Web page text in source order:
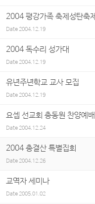
2004 평강가족 축제성탄축제
Date2004.12.19
2004 독수리 성가대
Date2004.12.19
유년주년학교 교사 모집
Date2004.12.19
요셉 선교회 총동원 찬양예배
Date2004.12.24
2004 총결산 특별집회
Date 2004.12.26
교역자 세미나
Date2005.01.02